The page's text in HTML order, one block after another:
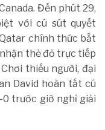
Đến phút 29,
với cú sút quyết
chính thức bắt
thẻ đỏ trực tiếp
thiếu người, đại
David hoàn tất cú
trước giờ nghỉ giải